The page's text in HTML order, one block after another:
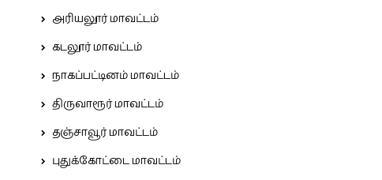
அரியலூர் மாவட்டம்
கடலூர் மாவட்டம்
நாகப்பட்டினம் மாவட்டம்
திருவாரூர் மாவட்டம்
தஞ்சாவூர் மாவட்டம்
புதுக்கோட்டை மாவட்டம்